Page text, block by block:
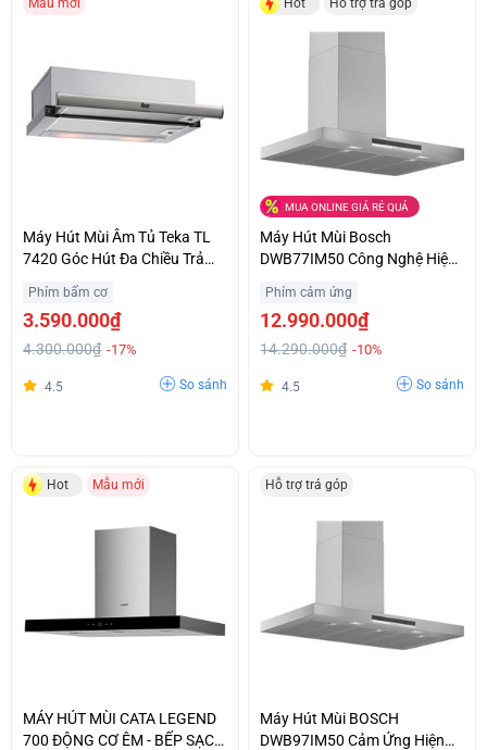
Mẫu mới
Máy Hút Mùi Âm Tủ Teka TL
7420 Góc Hút Đa Chiều Trả
Phím bấm cơ
3.590.000₫
4.300.000₫ -17%
4.5 So sánh
Hot Hỗ trợ trả góp
MUA ONLINE GIÁ RẺ QUÁ
Máy Hút Mùi Bosch
DWB77IM50 Công Nghệ Hiện
Phím cảm ứng
12.990.000₫
14.290.000₫ -10%
4.5 So sánh
Hot Mẫu mới
MÁY HÚT MÙI CATA LEGEND
700 ĐỘNG CƠ ÊM - BẾP SẠCH
Hỗ trợ trả góp
Máy Hút Mùi BOSCH
DWB97IM50 Cảm Ứng Hiện